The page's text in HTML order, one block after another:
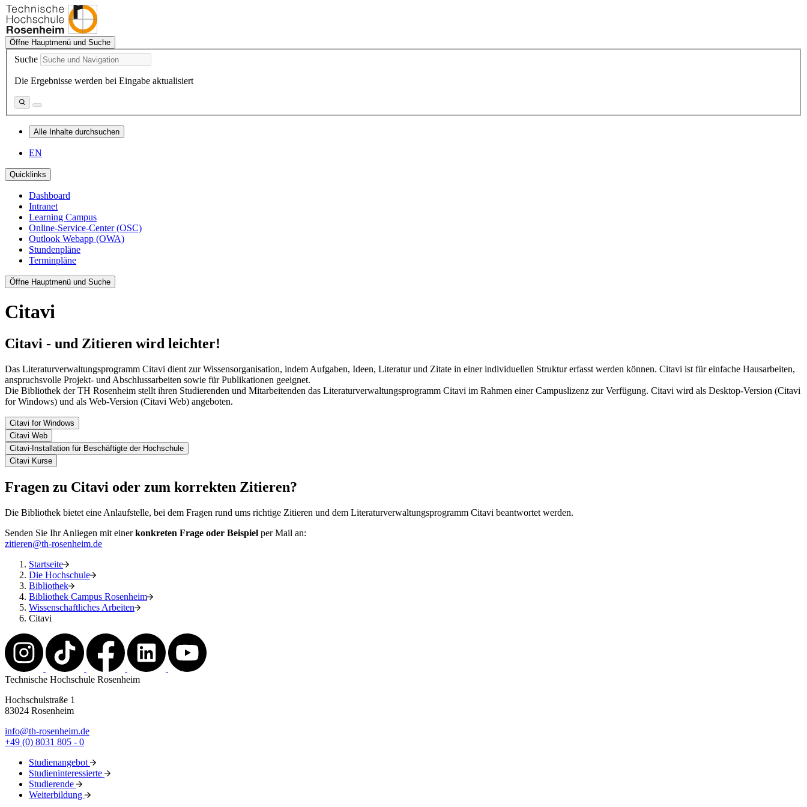
Öffne Hauptmenü und Suche
Suche
Die Ergebnisse werden bei Eingabe aktualisiert
Alle Inhalte durchsuchen
EN
Quicklinks
Dashboard
Intranet
Learning Campus
Online-Service-Center (OSC)
Outlook Webapp (OWA)
Stundenpläne
Terminpläne
Öffne Hauptmenü und Suche
Citavi
Citavi - und Zitieren wird leichter!
Das Literaturverwaltungsprogramm Citavi dient zur Wissensorganisation, indem Aufgaben, Ideen, Literatur und Zitate in einer individuellen Struktur erfasst werden können. Citavi ist für einfache Hausarbeiten,
anspruchsvolle Projekt- und Abschlussarbeiten sowie für Publikationen geeignet.
Die Bibliothek der TH Rosenheim stellt ihren Studierenden und Mitarbeitenden das Literaturverwaltungsprogramm Citavi im Rahmen einer Campuslizenz zur Verfügung. Citavi wird als Desktop-Version (Citavi
for Windows) und als Web-Version (Citavi Web) angeboten.
Citavi for Windows
Citavi Web
Citavi-Installation für Beschäftigte der Hochschule
Citavi Kurse
Fragen zu Citavi oder zum korrekten Zitieren?
Die Bibliothek bietet eine Anlaufstelle, bei dem Fragen rund ums richtige Zitieren und dem Literaturverwaltungsprogramm Citavi beantwortet werden.
Senden Sie Ihr Anliegen mit einerkonkreten Frage oder Beispiel per Mail an:
zitieren@th-rosenheim.de
Startseite
Die Hochschule
Bibliothek
Bibliothek Campus Rosenheim
Wissenschaftliches Arbeiten
Citavi
Technische Hochschule Rosenheim
Hochschulstraße 1
83024 Rosenheim
info@th-rosenheim.de
+49 (0) 8031 805 - 0
Studienangebot
Studieninteressierte
Studierende
Weiterbildung